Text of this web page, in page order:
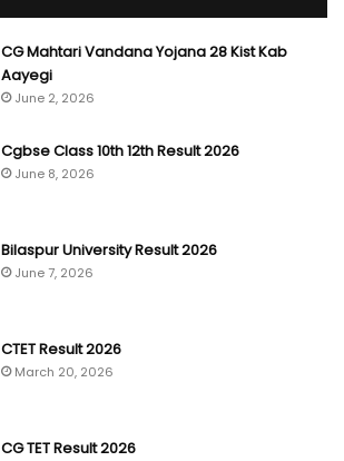
CG Mahtari Vandana Yojana 28 Kist Kab
Aayegi
June 2, 2026
Cgbse Class 10th 12th Result 2026
June 8, 2026
Bilaspur University Result 2026
June 7, 2026
CTET Result 2026
March 20, 2026
CG TET Result 2026